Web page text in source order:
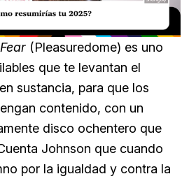
Loaded:
15.78%
(Pleasuredome) es uno
que te levantan el
sustancia, para que los
contenido, con un
disco ochentero que
Johnson que cuando
por la igualdad y contra la